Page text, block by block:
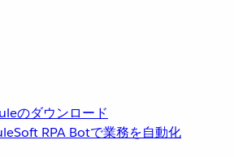
のダウンロード
RPA Botで業務を自動化